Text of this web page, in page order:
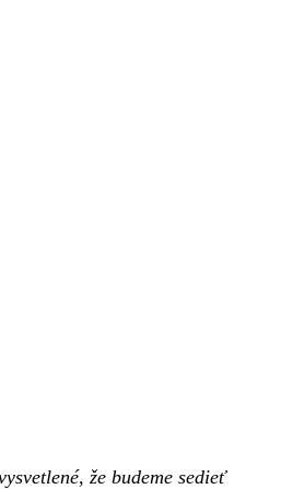
že budeme sedieť